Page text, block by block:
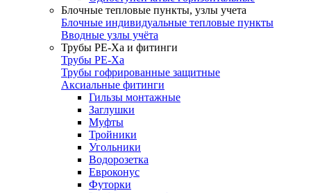
Блочные тепловые пункты, узлы учета
Блочные индивидуальные тепловые пункты
Вводные узлы учёта
Трубы РЕ-Ха и фитинги
Трубы РЕ-Ха
Трубы гофрированные защитные
Аксиальные фитинги
Гильзы монтажные
Заглушки
Муфты
Тройники
Угольники
Водорозетка
Евроконус
Футорки